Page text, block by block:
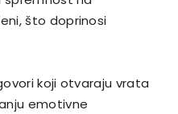
što doprinosi
koji otvaraju vrata
emotivne